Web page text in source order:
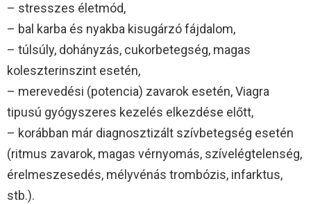
– stresszes életmód,
– bal karba és nyakba kisugárzó fájdalom,
– túlsúly, dohányzás, cukorbetegség, magas
koleszterinszint esetén,
– merevedési (potencia) zavarok esetén, Viagra
tipusú gyógyszeres kezelés elkezdése előtt,
– korábban már diagnosztizált szívbetegség esetén
(ritmus zavarok, magas vérnyomás, szívelégtelenség,
érelmeszesedés, mélyvénás trombózis, infarktus,
stb.).